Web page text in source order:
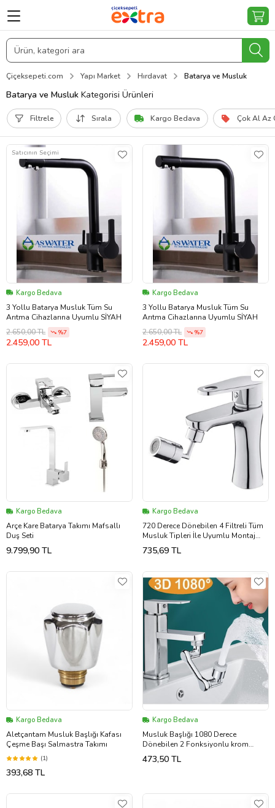
Çiçeksepeti.com Yapı Market Hırdavat Batarya ve Musluk
Batarya ve Musluk Kategorisi Ürünleri
Filtrele Sırala Kargo Bedava Çok Al Az
Satıcının Seçimi
Kargo Bedava
3 Yollu Batarya Musluk Tüm Su
Arıtma Cihazlarına Uyumlu SİYAH
2.650,00 TL
%7
2.459,00 TL
Kargo Bedava
3 Yollu Batarya Musluk Tüm Su
Arıtma Cihazlarına Uyumlu SİYAH
2.650,00 TL
%7
2.459,00 TL
Kargo Bedava
Arçe Kare Batarya Takımı Mafsallı
Duş Seti
9.799,90 TL
Kargo Bedava
720 Derece Dönebilen 4 Filtreli Tüm
Musluk Tipleri İle Uyumlu Montaj
Aparatlı Musluk Başlık (5343)
735,69 TL
Kargo Bedava
Aletçantam Musluk Başlığı Kafası
Çeşme Başı Salmastra Takımı
(1)
393,68 TL
Kargo Bedava
Musluk Başlığı 1080 Derece
Dönebilen 2 Fonksiyonlu krom
kaplama Musluk Ucu Filtresi (5343)
473,50 TL